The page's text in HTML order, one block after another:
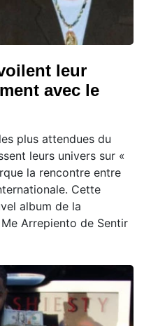
leur
avec le
plus attendues du
leurs univers sur «
la rencontre entre
Cette
album de la
Arrepiento de Sentir